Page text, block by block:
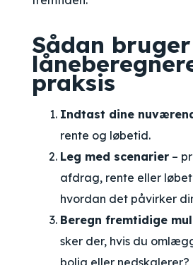
Sådan
praksis
Indtast dine
rente og løbetid.
Leg med scenarier –
afdrag, rente eller
hvordan det påvirker
Beregn fremtidige
sker der, hvis du
bolig eller nedskalerer?